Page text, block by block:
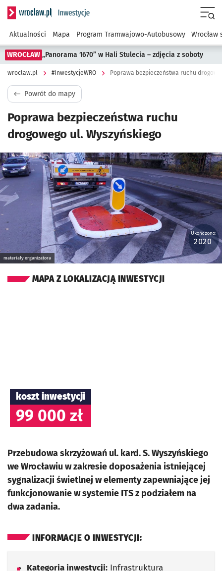
Serwis informacyjny wroclaw.pl podserwis:
Aktualności Mapa Program Tramwajowo-Autobusowy Wrocław
WROCŁAW „Panorama 1670” w Hali Stulecia – zdjęcia z soboty
wroclaw.pl #InwestycjeWRO Poprawa bezpieczeństwa ruchu
Powrót do mapy
Poprawa bezpieczeństwa ruchu
drogowego ul. Wyszyńskiego
Kliknij, aby powiększyć
materiały organizatora
Ukończono:
2020
MAPA Z LOKALIZACJĄ INWESTYCJI
koszt inwestycji
99 000 zł
Przebudowa skrzyżowań ul. kard. S. Wyszyńskiego
we Wrocławiu w zakresie doposażenia istniejącej
sygnalizacji świetlnej w elementy zapewniające jej
funkcjonowanie w systemie ITS z podziałem na
dwa zadania.
INFORMACJE O INWESTYCJI:
Kategoria inwestycji: Infrastruktura